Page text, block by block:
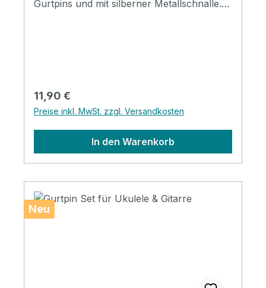
Gurtpins und mit silberner Metallschnalle.
Regulärer Preis:
11,90 €
Preise inkl. MwSt. zzgl. Versandkosten
In den Warenkorb
Neu